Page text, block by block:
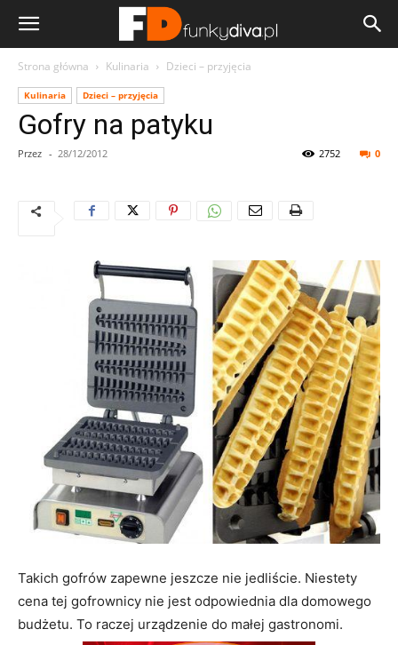
Strona główna Kulinaria Dzieci – przyjęcia
Kulinaria Dzieci – przyjęcia
Gofry na patyku
Przez - 28/12/2012 0
2752
Takich gofrów zapewne jeszcze nie jedliście. Niestety
cena tej gofrownicy nie jest odpowiednia dla domowego
budżetu. To raczej urządzenie do małej gastronomi.